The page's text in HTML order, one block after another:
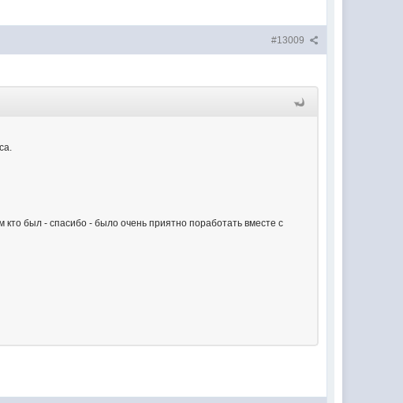
#13009
был - спасибо - было очень приятно поработать вместе с